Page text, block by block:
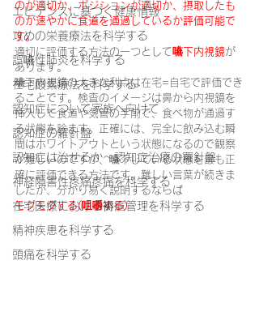
エビデンスに基づく健康情報
攻めの栄養療法を科学する
誤嚥性肺炎を科学する
在宅酸素療法を科学する
認知症について家族へ向けて
認知症の羅針盤
認知症は治せるか～認知症治療の羅針盤
神経障害性疼痛疼痛を科学する
在宅医療における褥瘡管理を科学する
精神疾患を科学する
頭痛を科学する
のが適切か、ポジションが適切か、摂取したも
のが速やかに食道を通過しているか評価可能で
す。
適切に評価する方法の一つとして嚥下内視鏡が
あります。
嚥下内視鏡の大きな利点は在宅=自宅で評価でき
ることです。検査のイメージは鼻から内視鏡を
挿入して食道や気管の手前で、食べ物が通過す
る状態を診ます。正確には、完全に飲み込む瞬
間はホワイトアウトという状態になるので観察
が難しいのですが、嚥下している状態を最も正
確に評価できる方法です。難しい言葉が続きま
したが、分かり易く説明するならば
モグモグする(咀嚼する)